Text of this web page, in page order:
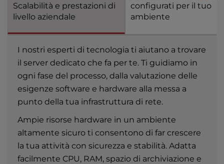
Scalabilità e prestazioni di
livello aziendale
configurati per il tuo
ambiente
I nostri esperti di tecnologia ti aiutano a trovare
il server dedicato che fa per te. Ti guidiamo in
ogni fase del processo, dalla valutazione delle
esigenze software e hardware alla messa a
punto della tua infrastruttura di rete.
Ampie risorse hardware in un ambiente
altamente sicuro ti consentono di far crescere
la tua attività con sicurezza e stabilità. Adatta
facilmente CPU, RAM, spazio di archiviazione e